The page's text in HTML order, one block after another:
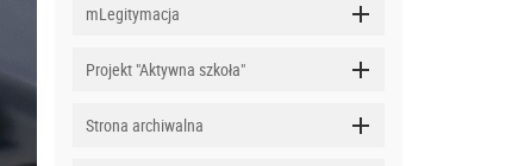
mLegitymacja
Projekt "Aktywna szkoła"
Strona archiwalna